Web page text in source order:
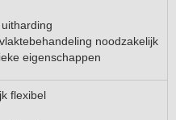
noodzakelijk
eigenschappen
flexibel